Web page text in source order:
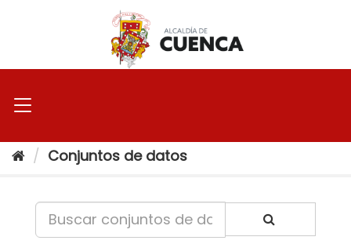
Conjuntos de datos